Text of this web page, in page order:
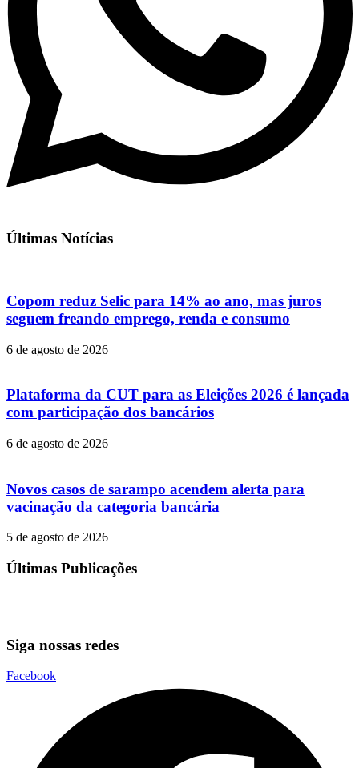
Últimas Notícias
Copom reduz Selic para 14% ao ano, mas juros
seguem freando emprego, renda e consumo
6 de agosto de 2026
Plataforma da CUT para as Eleições 2026 é lançada
com participação dos bancários
6 de agosto de 2026
Novos casos de sarampo acendem alerta para
vacinação da categoria bancária
5 de agosto de 2026
Últimas Publicações
Siga nossas redes
Facebook